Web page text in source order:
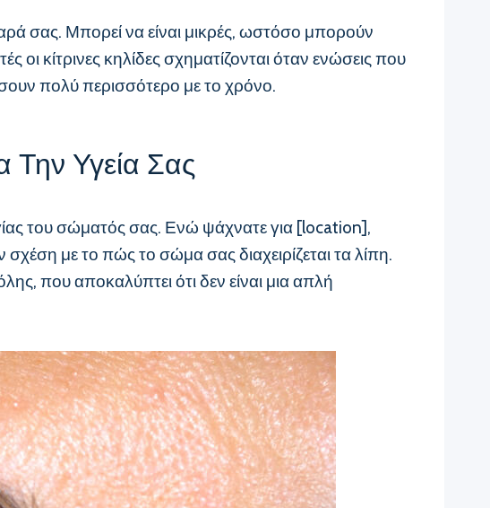
σας. Μπορεί να είναι μικρές, ωστόσο μπορούν
κίτρινες κηλίδες σχηματίζονται όταν ενώσεις που
πολύ περισσότερο με το χρόνο.
Την Υγεία Σας
του σώματός σας. Ενώ ψάχνατε για [location],
με το πώς το σώμα σας διαχειρίζεται τα λίπη.
που αποκαλύπτει ότι δεν είναι μια απλή